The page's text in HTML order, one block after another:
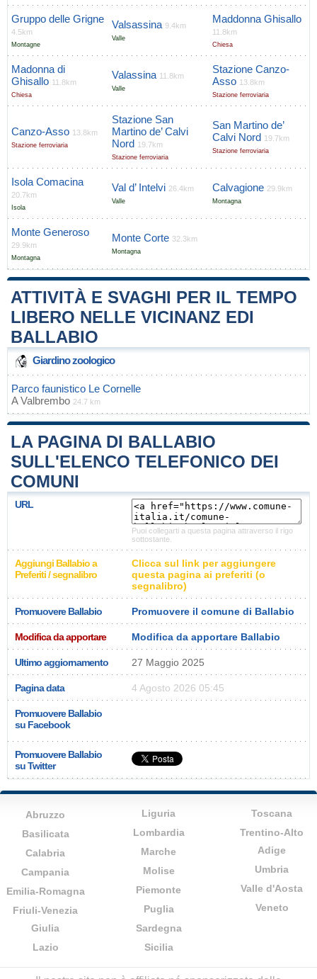
Gruppo delle Grigne
4.5km
Montagne
Valsassina 9.4km
Valle
Maddonna Ghisallo
11.8km
Chiesa
Madonna di
Ghisallo 11.8km
Chiesa
Valassina 11.8km
Valle
Stazione Canzo-
Asso 13.8km
Stazione ferroviaria
Canzo-Asso 13.8km
Stazione ferroviaria
Stazione San
Martino de’ Calvi
Nord 19.7km
Stazione ferroviaria
San Martino de’
Calvi Nord 19.7km
Stazione ferroviaria
Isola Comacina
20.7km
Isola
Val d’ Intelvi 26.4km
Valle
Calvagione 29.9km
Montagna
Monte Generoso
29.9km
Montagna
Monte Corte 32.3km
Montagna
ATTIVITÀ E SVAGHI PER IL TEMPO
LIBERO NELLE VICINANZ EDI
BALLABIO
Giardino zoologico
Parco faunistico Le Cornelle
AValbrembo 24.7 km
LA PAGINA DI BALLABIO
SULL'ELENCO TELEFONICO DEI
COMUNI
URL
Puoi collegarti a questa pagina attraverso il rigo
sottostante.
Aggiungi Ballabio a
Preferiti / segnalibro
Clicca sul link per aggiungere
questa pagina ai preferiti (o
segnalibro)
Promuovere Ballabio Promuovere il comune di Ballabio
Modifica da apportare Modifica da apportare Ballabio
Ultimo aggiornamento 27 Maggio 2025
Pagina data 4 Agosto 2026 05:45
Promuovere Ballabio
su Facebook
Promuovere Ballabio
su Twitter
Abruzzo
Basilicata
Calabria
Campania
Emilia-Romagna
Friuli-Venezia
Giulia
Lazio
Liguria
Lombardia
Marche
Molise
Piemonte
Puglia
Sardegna
Sicilia
Toscana
Trentino-Alto
Adige
Umbria
Valle d'Aosta
Veneto